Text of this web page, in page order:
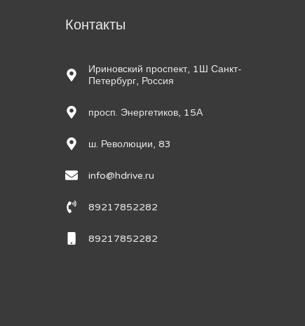
Контакты
Ириновский проспект, 1Ш Санкт-
Петербург, Россия
просп. Энергетиков, 15А
ш. Революции, 83
info@hdrive.ru
89217852282
89217852282